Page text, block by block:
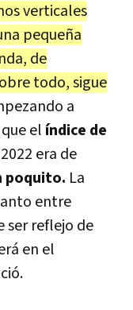
verticales
pequeña
de
todo, sigue
a
el índice de
era de
poquito. La
entre
ser reflejo de
en el